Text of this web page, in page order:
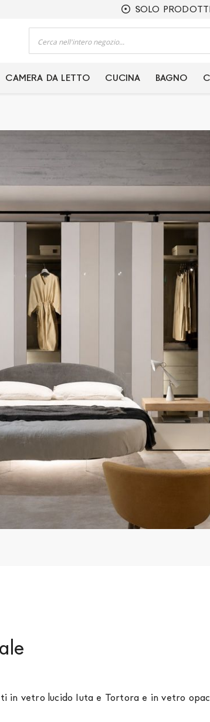
SOLO
CAMERA DA LETTO CUCINA BAGNO
in vetro lucido Iuta e Tortora e in vetro